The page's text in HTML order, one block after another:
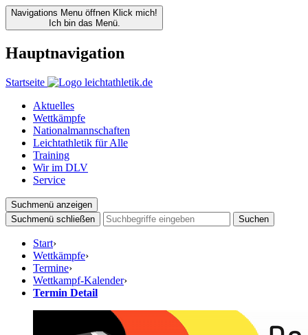
Navigations Menu öffnen Klick mich!
Ich bin das Menü.
Hauptnavigation
Startseite
Aktuelles
Wettkämpfe
Nationalmannschaften
Leichtathletik für Alle
Training
Wir im DLV
Service
Suchmenü anzeigen
Suchmenü schließen
Suchen
Start›
Wettkämpfe›
Termine›
Wettkampf-Kalender›
Termin Detail